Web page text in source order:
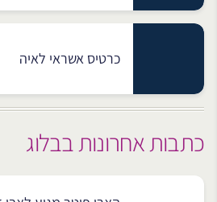
כרטיס אשראי לאיה
כתבות אחרונות בבלוג